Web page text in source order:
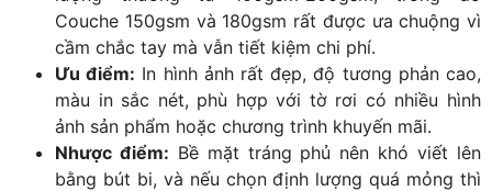
Couche 150gsm và 180gsm rất được ưa chuộng vì
cầm chắc tay mà vẫn tiết kiệm chi phí.
Ưu điểm: In hình ảnh rất đẹp, độ tương phản cao,
màu in sắc nét, phù hợp với tờ rơi có nhiều hình
ảnh sản phẩm hoặc chương trình khuyến mãi.
Nhược điểm: Bề mặt tráng phủ nên khó viết lên
bằng bút bi, và nếu chọn định lượng quá mỏng thì